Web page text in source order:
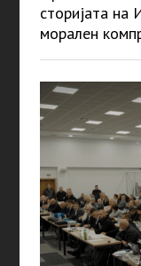
сторијата
морален